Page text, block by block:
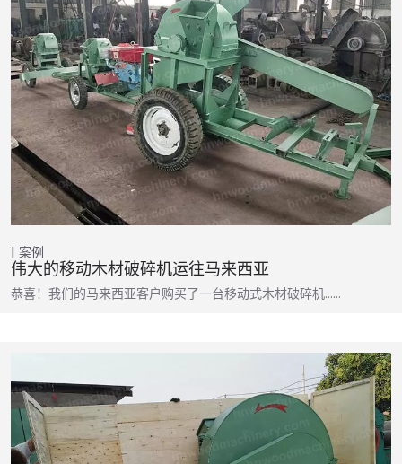
案例
伟大的移动木材破碎机运往马来西亚
恭喜！我们的马来西亚客户购买了一台移动式木材破碎机……